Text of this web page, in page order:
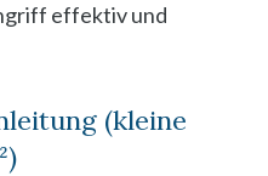
effektiv und
(kleine